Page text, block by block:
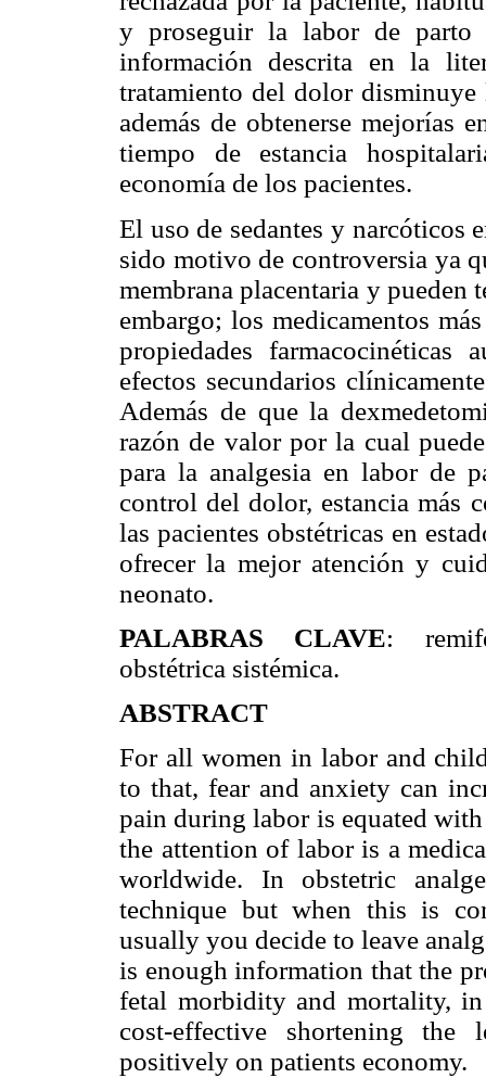
y proseguir la labor de
información descrita en la
tratamiento del dolor
además de obtenerse mejorías
tiempo de estancia
economía de los pacientes.
El uso de sedantes y narcóticos
sido motivo de controversia ya
membrana placentaria y pueden
embargo; los medicamentos
propiedades farmacocinéticas
efectos secundarios
Además de que la
razón de valor por la cual
para la analgesia en labor de
control del dolor, estancia más
las pacientes obstétricas en
ofrecer la mejor atención y
neonato.
PALABRAS CLAVE:
obstétrica sistémica.
ABSTRACT
For all women in labor and
to that, fear and anxiety can
pain during labor is equated
the attention of labor is a
worldwide. In obstetric
technique but when this is
usually you decide to leave
is enough information that the
fetal morbidity and mortality,
cost-effective shortening
positively on patients economy.